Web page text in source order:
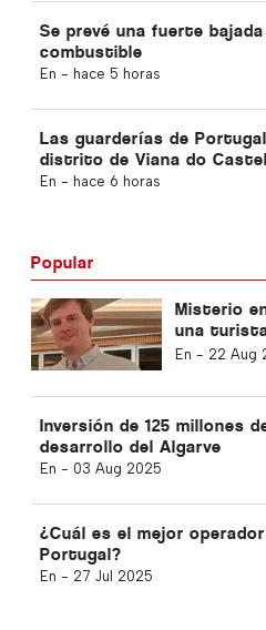
Se prevé una fuerte
combustible
En - hace 5 horas
Las guarderías de
distrito de Viana do
En - hace 6 horas
Popular
Misterio
una
Algarve
En - 22 Aug
Inversión de 125 millones
desarrollo del Algarve
En - 03 Aug 2025
¿Cuál es el mejor
Portugal?
En - 27 Jul 2025